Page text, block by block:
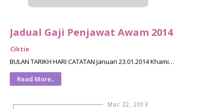
Jadual Gaji Penjawat Awam 2014
Ciktie
BULAN TARIKH HARI CATATAN Januari 23.01.2014 Khami…
Read More..
Mac 22, 2013